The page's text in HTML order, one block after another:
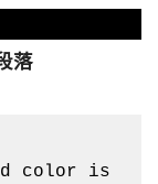
落
color is